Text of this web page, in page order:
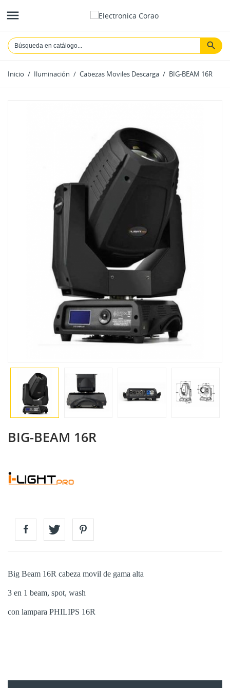

Inicio Iluminación Cabezas Moviles Descarga BIG-BEAM 16R
BIG-BEAM 16R
Big Beam 16R cabeza movil de gama alta
3 en 1 beam, spot, wash
con lampara PHILIPS 16R